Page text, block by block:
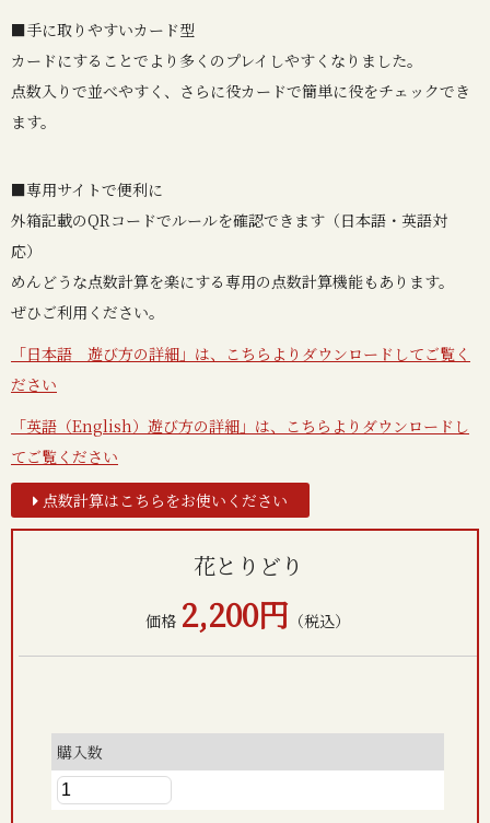
■手に取りやすいカード型
カードにすることでより多くのプレイしやすくなりました。
点数入りで並べやすく、さらに役カードで簡単に役をチェックでき
ます。
■専用サイトで便利に
外箱記載のQRコードでルールを確認できます（日本語・英語対
応）
めんどうな点数計算を楽にする専用の点数計算機能もあります。
ぜひご利用ください。
「日本語 遊び方の詳細」は、こちらよりダウンロードしてご覧く
ださい
「英語（English）遊び方の詳細」は、こちらよりダウンロードし
てご覧ください
点数計算はこちらをお使いください
花とりどり
価格 2,200円 （税込）
購入数